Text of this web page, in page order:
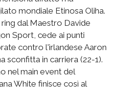
mondiale Etinosa Oliha.
dal Maestro Davide
Sport, cede ai punti
contro l'irlandese Aaron
sconfitta in carriera (22-1).
nel main event del
White finisce così al